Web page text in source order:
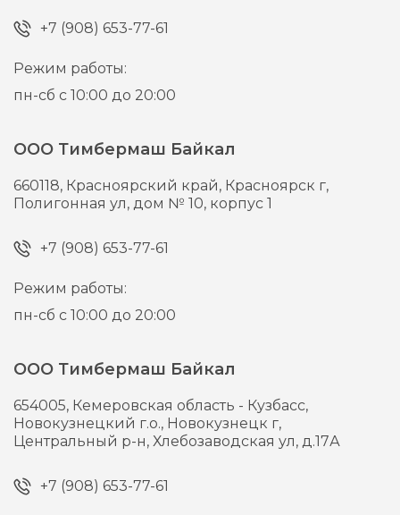
+7 (908) 653-77-61
Режим работы:
пн-сб с 10:00 до 20:00
ООО Тимбермаш Байкал
660118, Красноярский край, Красноярск г,
Полигонная ул, дом № 10, корпус 1
+7 (908) 653-77-61
Режим работы:
пн-сб с 10:00 до 20:00
ООО Тимбермаш Байкал
654005, Кемеровская область - Кузбасс,
Новокузнецкий г.о., Новокузнецк г,
Центральный р-н, Хлебозаводская ул, д.17А
+7 (908) 653-77-61